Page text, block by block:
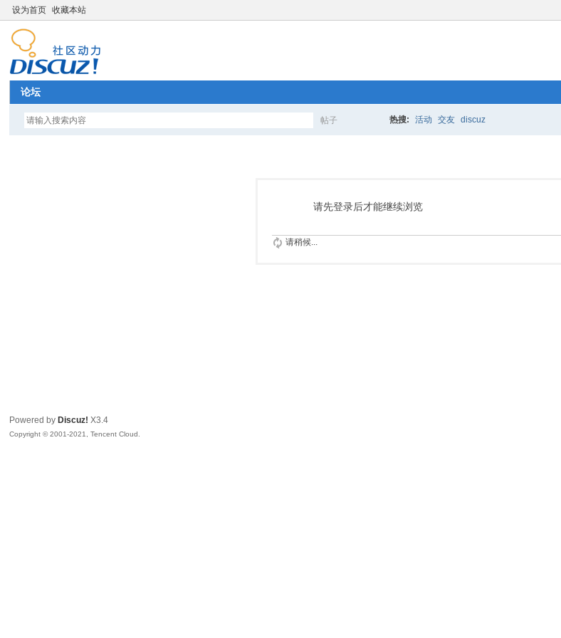
设为首页 收藏本站
论坛
帖子
索
热搜: 活动 交友 discuz
请先登录后才能继续浏览
请稍候...
Powered by Discuz! X3.4
Copyright © 2001-2021, Tencent Cloud.